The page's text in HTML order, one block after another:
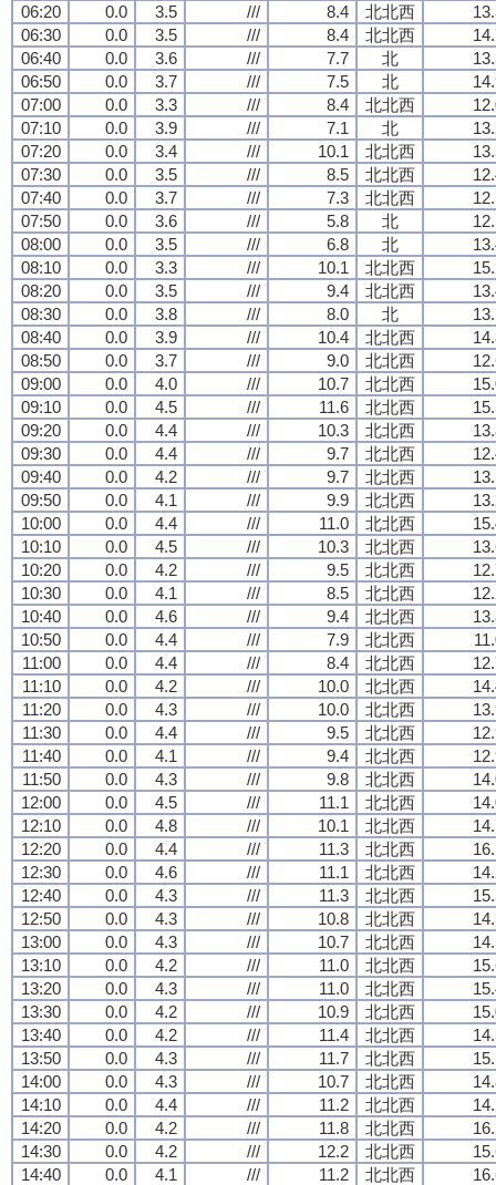
06:20
0.0 3.5 /// 8.4 北北西
06:30
0.0 3.5 /// 8.4 北北西
06:40
0.0 3.6 /// 7.7 北
06:50
0.0 3.7 /// 7.5 北
07:00
0.0 3.3 /// 8.4 北北西
07:10
0.0 3.9 /// 7.1 北
07:20
0.0 3.4 /// 10.1 北北西
07:30
0.0 3.5 /// 8.5 北北西
07:40
0.0 3.7 /// 7.3 北北西
07:50
0.0 3.6 /// 5.8 北
08:00
0.0 3.5 /// 6.8 北
08:10
0.0 3.3 /// 10.1 北北西
08:20
0.0 3.5 /// 9.4 北北西
08:30
0.0 3.8 /// 8.0 北
08:40
0.0 3.9 /// 10.4 北北西
08:50
0.0 3.7 /// 9.0 北北西
09:00
0.0 4.0 /// 10.7 北北西
09:10
0.0 4.5 /// 11.6 北北西
09:20
0.0 4.4 /// 10.3 北北西
09:30
0.0 4.4 /// 9.7 北北西
09:40
0.0 4.2 /// 9.7 北北西
09:50
0.0 4.1 /// 9.9 北北西
10:00
0.0 4.4 /// 11.0 北北西
10:10
0.0 4.5 /// 10.3 北北西
10:20
0.0 4.2 /// 9.5 北北西
10:30
0.0 4.1 /// 8.5 北北西
10:40
0.0 4.6 /// 9.4 北北西
10:50
0.0 4.4 /// 7.9 北北西
11:00
0.0 4.4 /// 8.4 北北西
11:10
0.0 4.2 /// 10.0 北北西
11:20
0.0 4.3 /// 10.0 北北西
11:30
0.0 4.4 /// 9.5 北北西
11:40
0.0 4.1 /// 9.4 北北西
11:50
0.0 4.3 /// 9.8 北北西
12:00
0.0 4.5 /// 11.1 北北西
12:10
0.0 4.8 /// 10.1 北北西
12:20
0.0 4.4 /// 11.3 北北西
12:30
0.0 4.6 /// 11.1 北北西
12:40
0.0 4.3 /// 11.3 北北西
12:50
0.0 4.3 /// 10.8 北北西
13:00
0.0 4.3 /// 10.7 北北西
13:10
0.0 4.2 /// 11.0 北北西
13:20
0.0 4.3 /// 11.0 北北西
13:30
0.0 4.2 /// 10.9 北北西
13:40
0.0 4.2 /// 11.4 北北西
13:50
0.0 4.3 /// 11.7 北北西
14:00
0.0 4.3 /// 10.7 北北西
14:10
0.0 4.4 /// 11.2 北北西
14:20
0.0 4.2 /// 11.8 北北西
14:30
0.0 4.2 /// 12.2 北北西
14:40
0.0 4.1 /// 11.2 北北西